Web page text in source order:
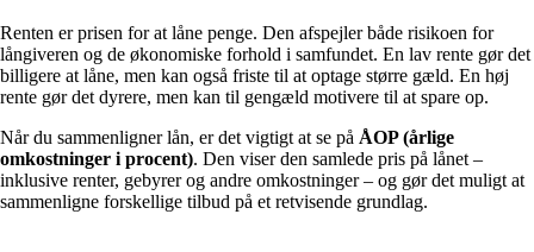
Renten er prisen for at låne penge. Den afspejler både risikoen for
långiveren og de økonomiske forhold i samfundet. En lav rente gør det
billigere at låne, men kan også friste til at optage større gæld. En høj
rente gør det dyrere, men kan til gengæld motivere til at spare op.
Når du sammenligner lån, er det vigtigt at se på ÅOP (årlige
omkostninger i procent). Den viser den samlede pris på lånet –
inklusive renter, gebyrer og andre omkostninger – og gør det muligt at
sammenligne forskellige tilbud på et retvisende grundlag.